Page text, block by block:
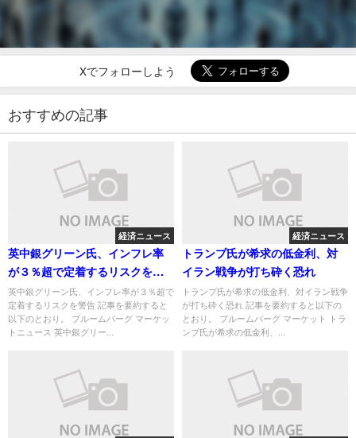
Xでフォローしよう
おすすめの記事
経済ニュース
英中銀グリーン氏、インフレ率
が３％超で定着するリスクを警
告
英中銀グリーン氏、インフレ率が３％超で
定着するリスクを警告 記事を要約すると
以下のとおり。 ブルームバーグ マーケッ
トニュース 英中銀グリー...
経済ニュース
トランプ氏が希求の低金利、対
イラン戦争が打ち砕く恐れ
トランプ氏が希求の低金利、対イラン戦争
が打ち砕く恐れ 記事を要約すると以下の
とおり。 ブルームバーグ マーケット トラ
ンプ氏が希求の低金利、...